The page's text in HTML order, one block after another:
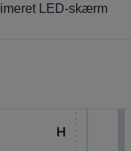
LED-skærm
H